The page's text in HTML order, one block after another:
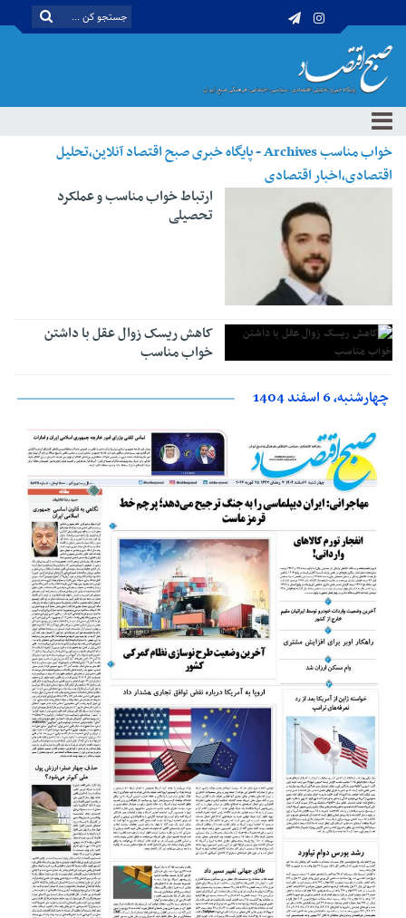
خواب مناسب Archives - پایگاه خبری صبح اقتصاد آنلاین،تحلیل
اقتصادی،اخبار اقتصادی
ارتباط خواب مناسب و عملکرد
تحصیلی
کاهش ریسک زوال عقل با داشتن
خواب مناسب
چهارشنبه، 6 اسفند 1404